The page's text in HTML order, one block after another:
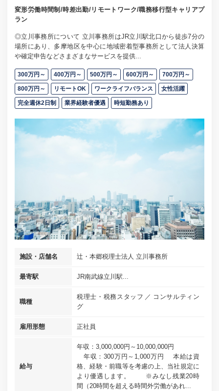
変形労働時間制/時差出勤/リモートワーク/職務移行型キャリアプ
ラン
◎立川事務所について 立川事務所はJR立川駅北口から徒歩7分の
場所にあり、多摩地区を中心に地域密着型事務所として法人決算
や確定申告などさまざまなサービスを提供...
300万円～ 400万円～ 500万円～ 600万円～ 700万円～
800万円～ リモートOK ワークライフバランス 女性活躍
完全週休2日制 業界経験者優遇 時短勤務あり
施設・店舗名 辻・本郷税理士法人 立川事務所
最寄駅 JR南武線立川駅...
職種
税理士・税務スタッフ
コンサルティン
グ
雇用形態 正社員
給与
年収：3,000,000円～10,000,000円
年収：300万円～1,000万円 本給は資
格、経験・前職等を考慮の上、当社規定に
より優遇します。 ※みなし残業20時
間（20時間を超える時間外労働があれ...